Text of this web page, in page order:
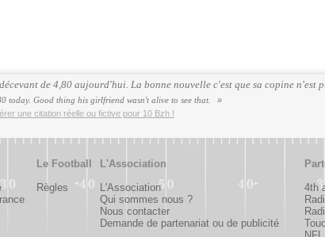
de 4,80 aujourd'hui. La bonne nouvelle c'est que sa copine n'est
today. Good thing his girlfriend wasn't alive to see that.
une citation réelle ou fictive pour 10 Bzh !
Le Football
Règles
L'Association
L'Association
Qui sommes nous ?
Nous contacter
Demande de partenariat ou de publicité
4th